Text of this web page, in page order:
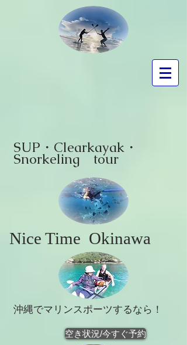
SUP・Clearkayak・
Snorkeling tour
Nice Time Okinawa
​沖縄でマリンスポーツするなら！
空き状況/今すぐ予約